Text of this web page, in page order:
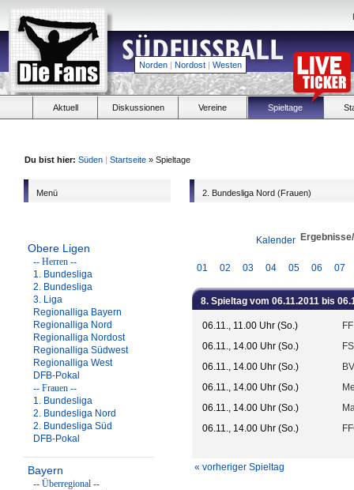
Norden | Nordost | Westen
Aktuell Diskussionen Vereine Spieltage
Du bist hier: Süden | Startseite » Spieltage
Menü
Obere Ligen
-- Herren --
1. Bundesliga
2. Bundesliga
3. Liga
Regionalliga Bayern
Regionalliga Nord
Regionalliga Nordost
Regionalliga Südwest
Regionalliga West
DFB-Pokal
-- Frauen --
1. Bundesliga
2. Bundesliga Nord
2. Bundesliga Süd
DFB-Pokal
Bayern
-- Überregional --
2. Bundesliga Nord (Frauen)
Kalender
01 02 03 04 05 06 07
8. Spieltag vom 06.11.2011 bis
06.11., 11.00 Uhr (So.)
06.11., 14.00 Uhr (So.)
06.11., 14.00 Uhr (So.)
06.11., 14.00 Uhr (So.)
06.11., 14.00 Uhr (So.)
06.11., 14.00 Uhr (So.)
« vorheriger Spieltag